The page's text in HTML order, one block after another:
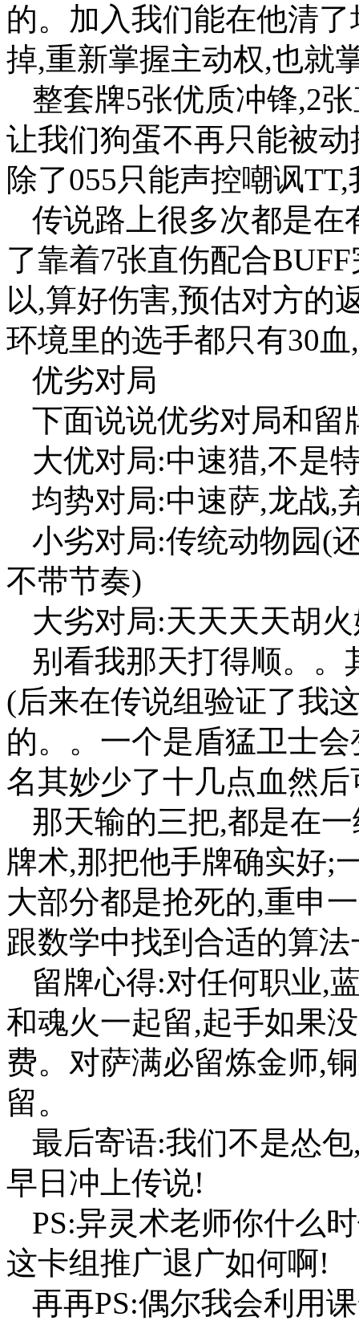
的。加入我们能在他清
掉,重新掌握主动权,也就
整套牌5张优质冲锋,2
让我们狗蛋不再只能被
除了055只能声控嘲讽
传说路上很多次都是在
了靠着7张直伤配合
以,算好伤害,预估对方的
环境里的选手都只有30
优劣对局
下面说说优劣对局和留
大优对局:中速猎,不是
均势对局:中速萨,龙战,
小劣对局:传统动物园(
不带节奏)
大劣对局:天天天天胡
别看我那天打得顺。
(后来在传说组验证了我
的。。一个是盾猛卫士
名其妙少了十几点血然
那天输的三把,都是在
牌术,那把他手牌确实好;
大部分都是抢死的,重申
跟数学中找到合适的算
留牌心得:对任何职业,
和魂火一起留,起手如果
费。对萨满必留炼金师,
留。
最后寄语:我们不是怂
早日冲上传说!
PS:异灵术老师你什么
这卡组推广退广如何啊!
再再PS:偶尔我会利用